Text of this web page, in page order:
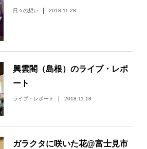
日々の想い 2018.11.28
興雲閣（島根）のライブ・レポ
ート
ライブ・レポート 2018.11.18
ガラクタに咲いた花@富士見市